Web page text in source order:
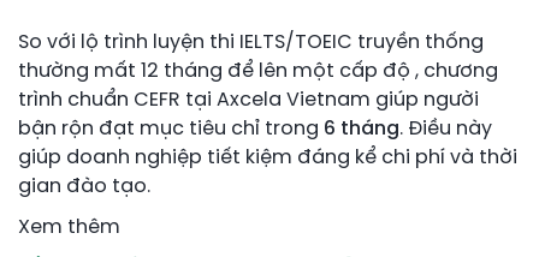
So với lộ trình luyện thi IELTS/TOEIC truyền thống
thường mất 12 tháng để lên một cấp độ , chương
trình chuẩn CEFR tại Axcela Vietnam giúp người
bận rộn đạt mục tiêu chỉ trong 6 tháng. Điều này
giúp doanh nghiệp tiết kiệm đáng kể chi phí và thời
gian đào tạo.
Xem thêm